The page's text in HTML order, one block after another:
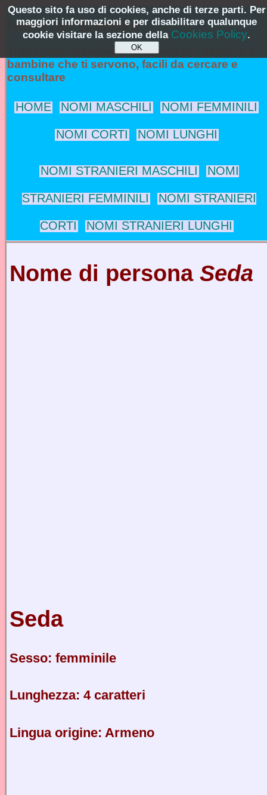
Questo sito fa uso di cookies, anche di terze parti. Per
maggiori informazioni e per disabilitare qualunque
cookie visitare la sezione della Cookies Policy.
Nomi per BambiniNomiPerBambini.it
Tutti i nomi maschili e femminili per bambini e
bambine che ti servono, facili da cercare e
consultare
HOME NOMI MASCHILI NOMI FEMMINILI
NOMI CORTI NOMI LUNGHI
NOMI STRANIERI MASCHILI NOMI
STRANIERI FEMMINILI NOMI STRANIERI
CORTI NOMI STRANIERI LUNGHI
Nome di persona Seda
Seda
Sesso: femminile
Lunghezza: 4 caratteri
Lingua origine: Armeno